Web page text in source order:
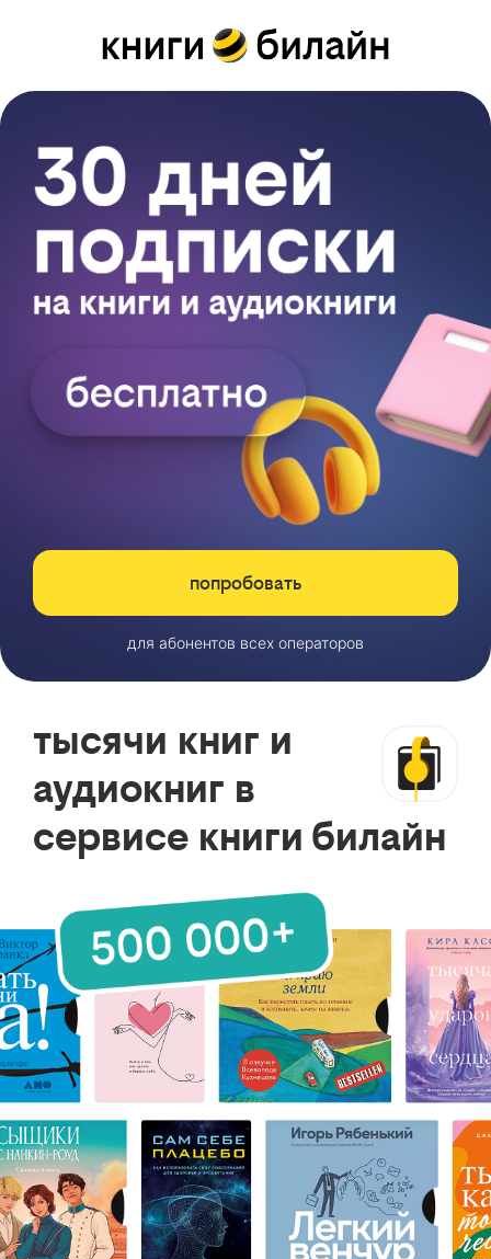
попробовать
для абонентов всех операторов
тысячи книг и
аудиокниг в
сервисе книги билайн